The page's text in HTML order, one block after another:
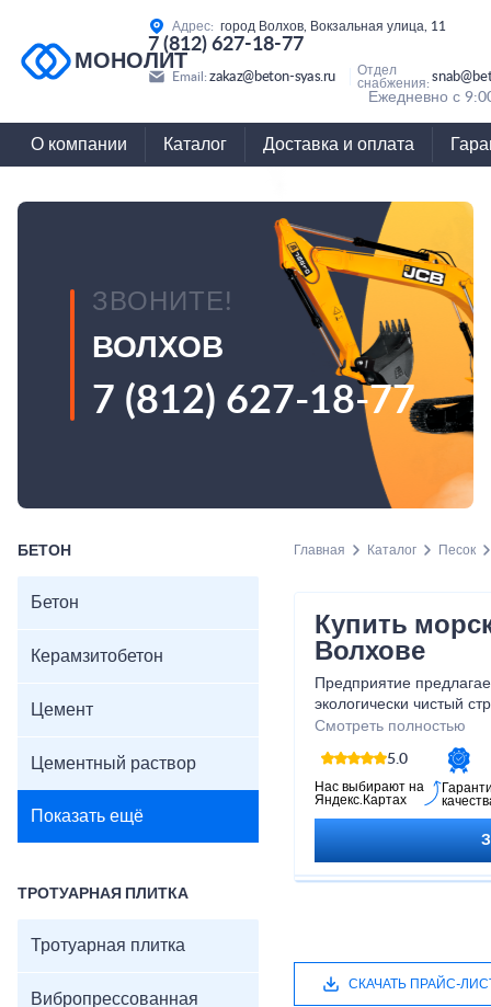
МОНОЛИТ
Адрес: город Волхов, Вокзальная улица, 11
7 (812) 627-18-77
Email: zakaz@beton-syas.ru
Отдел
снабжения:
Ежедневно с
О компании Каталог Доставка и оплата
ЗВОНИТЕ!
ВОЛХОВ
7 (812) 627-18-77
БЕТОН
Бетон
Керамзитобетон
Цемент
Цементный раствор
Показать ещё
ТРОТУАРНАЯ ПЛИТКА
Тротуарная плитка
Вибропрессованная
Главная Каталог Песок
Купить
Волхове
Предприятие
экологически чистый
доставкой по
морской песок по
морского дна он
имеет посторонних
сырьем для
Смотреть полностью
5.0
Нас выбирают на
Яндекс.Картах
СКАЧАТЬ ПРАЙС-